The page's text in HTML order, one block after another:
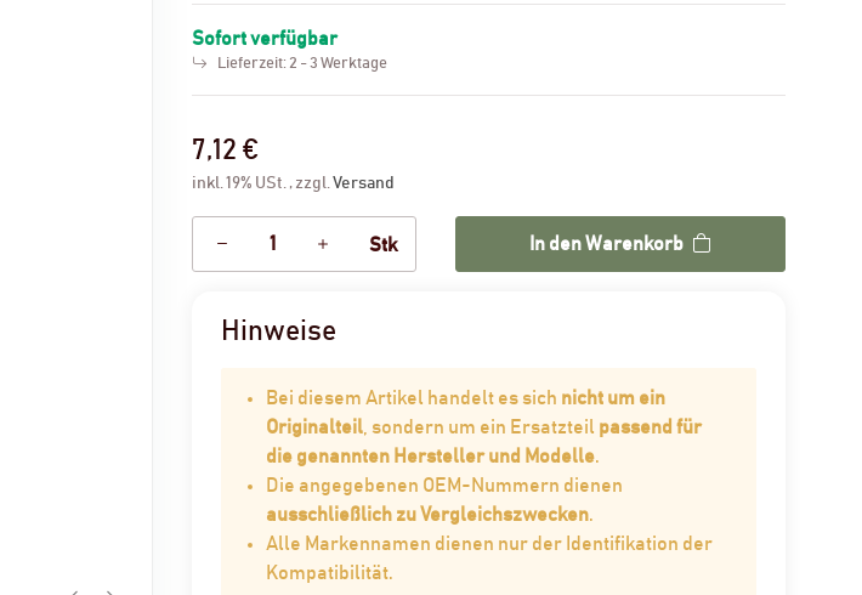
Sofort verfügbar
Lieferzeit:2 - 3 Werktage
7,12 €
inkl. 19% USt. , zzgl.Versand
Stk In den Warenkorb
Hinweise
Bei diesem Artikel handelt es sich nicht um ein
Originalteil , sondern um ein Ersatzteil passend für
die genannten Hersteller und Modelle.
Die angegebenen OEM-Nummern dienen
ausschließlich zu Vergleichszwecken.
Alle Markennamen dienen nur der Identifikation der
Kompatibilität.